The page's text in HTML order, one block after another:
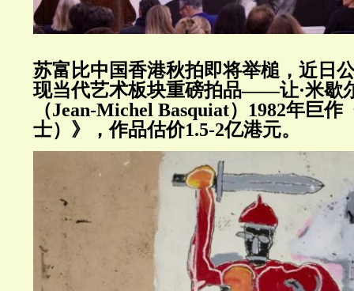
苏富比中国香港秋拍即将举槌，近日
现当代艺术板块重磅拍品——让·米歇
（Jean-Michel Basquiat）1982年巨作
士）》，作品估价1.5-2亿港元。